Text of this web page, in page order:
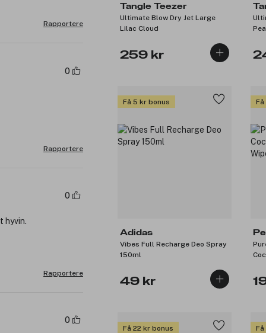
Tangle Teezer
Ultimate Blow Dry Jet Large
Lilac Cloud
259 kr
Pea
Få 5 kr bonus
Adidas
Vibes Full Recharge Deo Spray
150ml
49 kr
Få 22 kr bonus Få
Rapportere
0
Rapportere
0
hyvin.
Rapportere
0